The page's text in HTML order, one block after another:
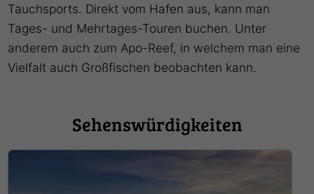
Tauchsports. Direkt vom Hafen aus, kann man
Tages- und Mehrtages-Touren buchen. Unter
anderem auch zum Apo-Reef, in welchem man eine
Vielfalt auch Großfischen beobachten kann.
Sehenswürdigkeiten